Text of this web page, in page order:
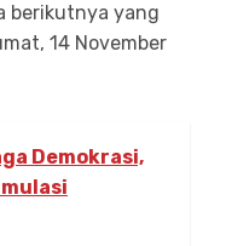
berikutnya yang
14 November
Demokrasi,